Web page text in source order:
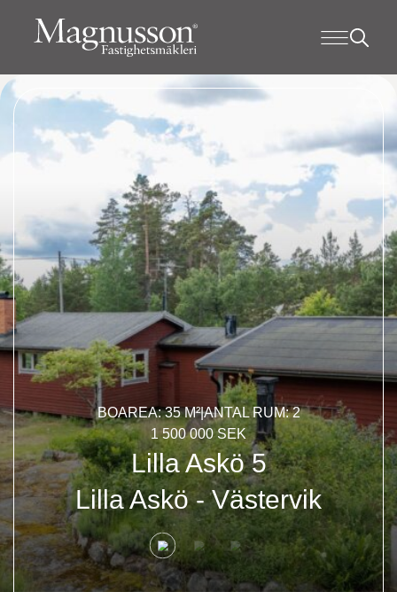
BOAREA: 35 M²|ANTAL RUM: 2
1 500 000 SEK
Lilla Askö 5
Lilla Askö-Västervik